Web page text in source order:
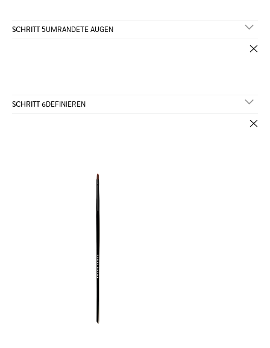
SCHRITT 5UMRANDETE AUGEN
SCHRITT 6DEFINIEREN